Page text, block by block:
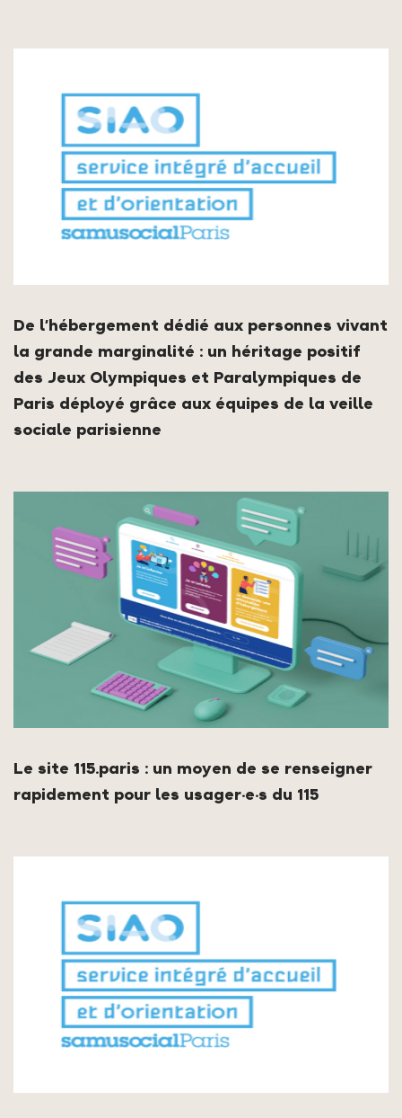
De l’hébergement dédié aux personnes vivant
la grande marginalité : un héritage positif
des Jeux Olympiques et Paralympiques de
Paris déployé grâce aux équipes de la veille
sociale parisienne
Le site 115.paris : un moyen de se renseigner
rapidement pour les usager·e·s du 115